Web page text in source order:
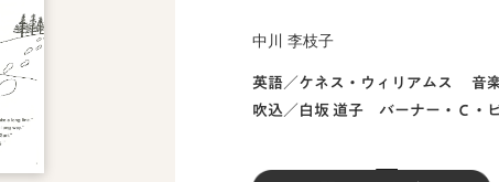
中川 李枝子
英語／ ケネス・ウィリアムス 音
吹込／ 白坂 道子 バーナー・Ｃ・